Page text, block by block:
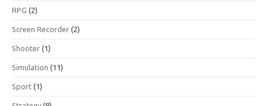
RPG (2)
Screen Recorder (2)
Shooter (1)
Simulation (11)
Sport (1)